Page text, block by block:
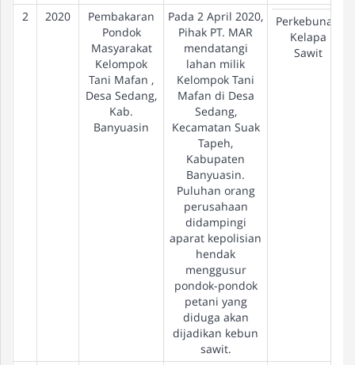
2 2020
Pembakaran
Pondok
Masyarakat
Kelompok
Tani Mafan ,
Desa Sedang,
Kab.
Banyuasin
Pada 2 April 2020,
Pihak PT. MAR
mendatangi
lahan milik
Kelompok Tani
Mafan di Desa
Sedang,
Kecamatan Suak
Tapeh,
Kabupaten
Banyuasin.
Puluhan orang
perusahaan
didampingi
aparat kepolisian
hendak
menggusur
pondok-pondok
petani yang
diduga akan
dijadikan kebun
sawit.
Perkebunan
Kelapa
Sawit